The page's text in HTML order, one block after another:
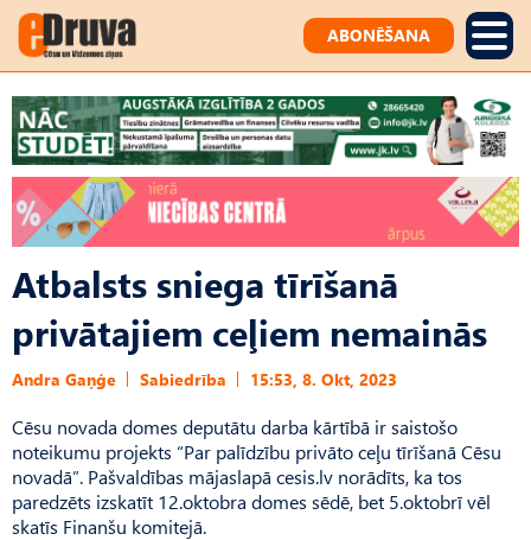
ABONĒŠANA
Atbalsts sniega tīrīšanā
privātajiem ceļiem nemainās
Andra Gaņģe Sabiedrība 15:53, 8. Okt, 2023
Cēsu novada domes deputātu darba kārtībā ir saistošo
noteikumu projekts “Par palīdzību privāto ceļu tīrīšanā Cēsu
novadā”. Pašvaldības mājaslapā cesis.lv norādīts, ka tos
paredzēts izskatīt 12.oktobra domes sēdē, bet 5.oktobrī vēl
skatīs Finanšu komitejā.